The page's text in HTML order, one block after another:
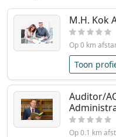
M.H. Kok
Op 0 km
Toon
Auditor/
Op 0.1 km